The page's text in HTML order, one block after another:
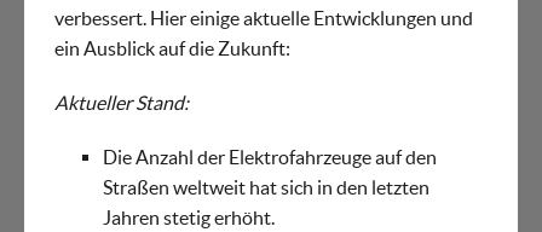
verbessert. Hier einige aktuelle Entwicklungen und
ein Ausblick auf die Zukunft:
Aktueller Stand:
Die Anzahl der Elektrofahrzeuge auf den
Straßen weltweit hat sich in den letzten
Jahren stetig erhöht.